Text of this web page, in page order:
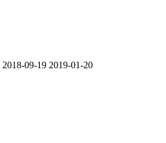
2018-09-19 2019-01-20